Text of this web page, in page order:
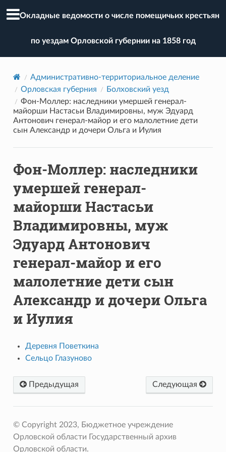
Окладные ведомости о числе помещичьих крестьян
по уездам Орловской губернии на 1858 год
Административно-территориальное деление
Орловская губерния
Болховский уезд
Фон-Моллер: наследники умершей генерал-
майорши Настасьи Владимировны, муж Эдуард
Антонович генерал-майор и его малолетние дети
сын Александр и дочери Ольга и Иулия
Фон-Моллер: наследники
умершей генерал-
майорши Настасьи
Владимировны, муж
Эдуард Антонович
генерал-майор и его
малолетние дети сын
Александр и дочери Ольга
и Иулия
Деревня Поветкина
Сельцо Глазуново
Предыдущая Следующая
© Copyright 2023, Бюджетное учреждение
Орловской области Государственный архив
Орловской области.